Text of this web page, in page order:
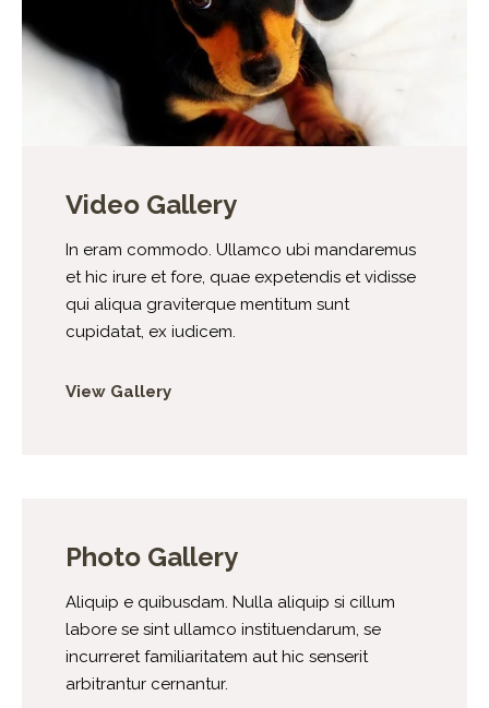
Video Gallery
In eram commodo. Ullamco ubi mandaremus
et hic irure et fore, quae expetendis et vidisse
qui aliqua graviterque mentitum sunt
cupidatat, ex iudicem.
View Gallery
Photo Gallery
Aliquip e quibusdam. Nulla aliquip si cillum
labore se sint ullamco instituendarum, se
incurreret familiaritatem aut hic senserit
arbitrantur cernantur.